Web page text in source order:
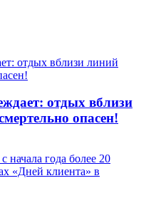
отдых вблизи
опасен!